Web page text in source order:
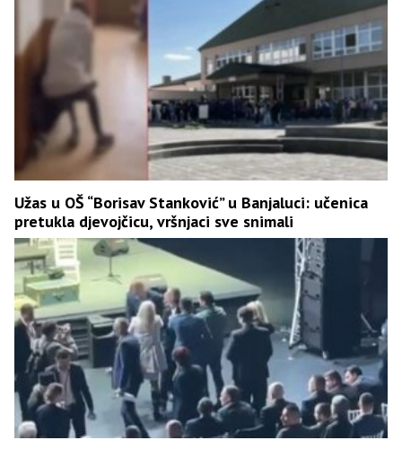
Užas u OŠ “Borisav Stanković” u Banjaluci: učenica
pretukla djevojčicu, vršnjaci sve snimali